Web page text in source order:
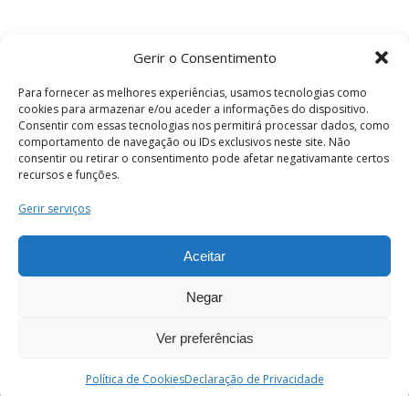
Gerir o Consentimento
Para fornecer as melhores experiências, usamos tecnologias como
cookies para armazenar e/ou aceder a informações do dispositivo.
Consentir com essas tecnologias nos permitirá processar dados, como
comportamento de navegação ou IDs exclusivos neste site. Não
consentir ou retirar o consentimento pode afetar negativamante certos
recursos e funções.
Gerir serviços
Aceitar
Negar
Ver preferências
Política de CookiesDeclaração de Privacidade
Termos e Condições
os direitos reservados.